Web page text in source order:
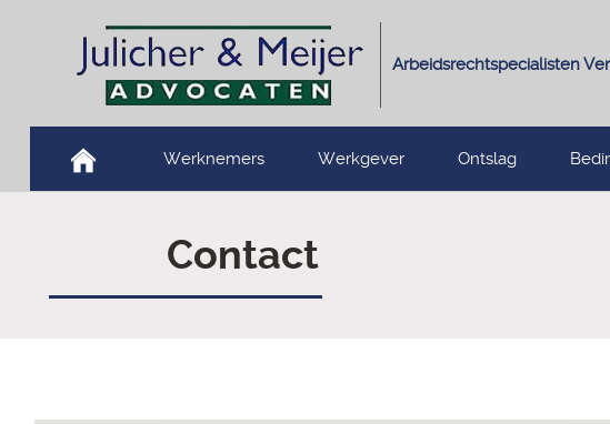
Arbeidsrechtspecialisten
Werknemers Werkgever Ontslag
Contact